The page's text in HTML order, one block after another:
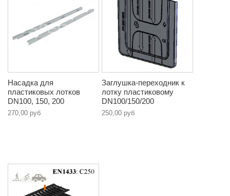
Насадка для
пластиковых лотков
DN100, 150, 200
270,00 руб
Заглушка-переходник к
лотку пластиковому
DN100/150/200
250,00 руб